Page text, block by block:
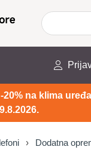
20% na klima
9.8.2026.
Dodatna